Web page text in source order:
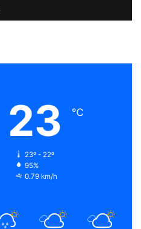
23 ℃
23º - 22º
95%
0.79 km/h